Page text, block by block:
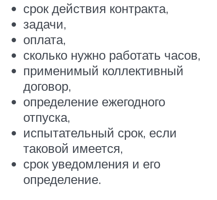
срок действия контракта,
задачи,
оплата,
сколько нужно работать часов,
применимый коллективный
договор,
определение ежегодного
отпуска,
испытательный срок, если
таковой имеется,
срок уведомления и его
определение.